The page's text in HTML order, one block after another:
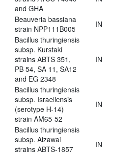
and GHA
Beauveria bassiana
strain NPP111B005
IN
Bacillus thuringiensis
subsp. Kurstaki
strains ABTS 351,
PB 54, SA 11, SA12
and EG 2348
IN
Bacillus thuringiensis
subsp. Israeliensis
(serotype H-14)
strain AM65-52
IN
Bacillus thuringiensis
subsp. Aizawai
strains ABTS-1857
IN